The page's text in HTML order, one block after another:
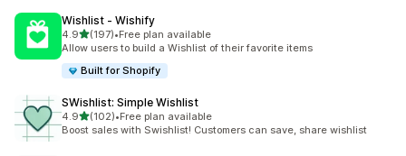
Wishlist ‑ Wishify
4.9별 5개 중
(197)
총 리뷰 197개
•Free plan available
Allow users to build a Wishlist of their favorite items
Built for Shopify
SWishlist: Simple Wishlist
4.9별 5개 중
(102)
총 리뷰 102개
•Free plan available
Boost sales with Swishlist! Customers can save, share wishlist